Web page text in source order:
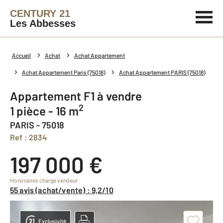
CENTURY 21
Les Abbesses
Accueil Achat Achat Appartement
Achat Appartement Paris (75018) Achat Appartement PARIS (75018)
Appartement F1 à vendre
1 pièce - 16 m2
PARIS - 75018
Ref : 2834
197 000 €
Honoraires charge vendeur
55 avis (achat/vente) : 9,2/10
Exclusivité